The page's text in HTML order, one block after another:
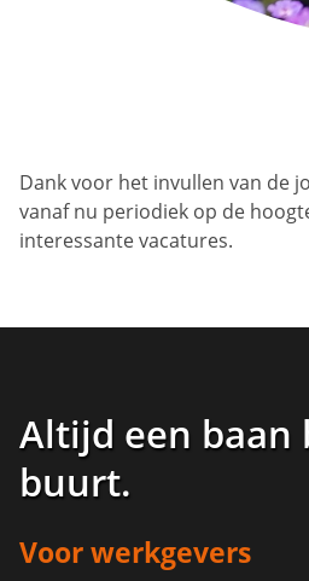
Dank voor het invullen van de
vanaf nu periodiek op de
interessante vacatures.
Altijd een baan
buurt.
Voor werkgevers